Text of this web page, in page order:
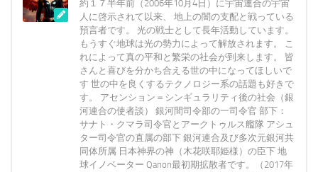
約１７半年前（2006年10月4日）に宇宙連合の宇宙
人に啓示されて以来、 地上の闇の支配と戦っている
預言者です。 光の戦士として長年活動しています。
もうすぐ地球は光の勢力によって解放されます。 こ
れによって真の平和と繁栄の社会が到来します。 皆
さんと喜びを分かち合える世の中になってほしいで
す 世の中を良くするテクノロジー系の話題も好きで
す。 アセンション＝シンギュラリティ後の社会（銀
河連合の使者談） 銀河間司令部の一司令官 部下：
サナト・クマラ司令官とアークトゥルス艦隊 アシュ
ター司令官の直属の部下 銀河連合及び多次元銀河共
同体所属 日本神界の神（木花咲耶姫様）の臣下 地
球イノベーター Qanon最初期拡散者です。（2017年